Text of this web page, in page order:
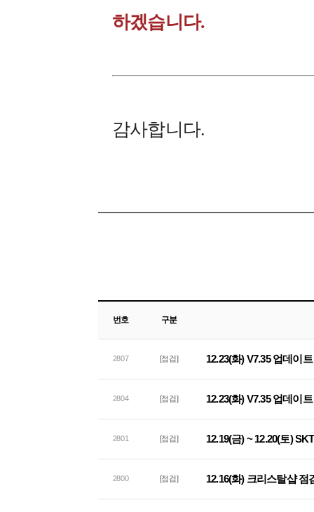
하겠습니다.
감사합니다.
번호 구분
2807 [점검] 12.23(화) V7.35 업데이
2804 [점검] 12.23(화) V7.35 업데이
2801 [점검] 12.19(금) ~ 12.20(토)
2800 [점검] 12.16(화) 크리스탈샵 점